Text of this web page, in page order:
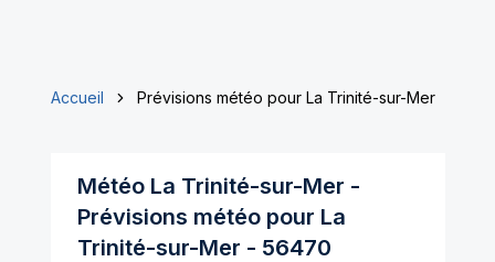
Accueil Prévisions météo pour La Trinité-sur-Mer
Météo La Trinité-sur-Mer -
Prévisions météo pour La
Trinité-sur-Mer - 56470